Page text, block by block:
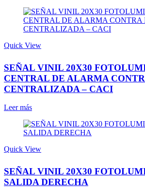
Quick View
SEÑAL VINIL 20X30
CENTRAL DE ALARMA
CENTRALIZADA – CACI
Leer más
Quick View
SEÑAL VINIL 20X30
SALIDA DERECHA